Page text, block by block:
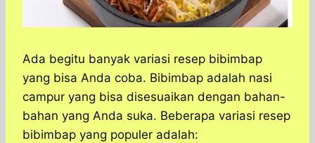
Ada begitu banyak variasi resep bibimbap
yang bisa Anda coba. Bibimbap adalah nasi
campur yang bisa disesuaikan dengan bahan-
bahan yang Anda suka. Beberapa variasi resep
bibimbap yang populer adalah: